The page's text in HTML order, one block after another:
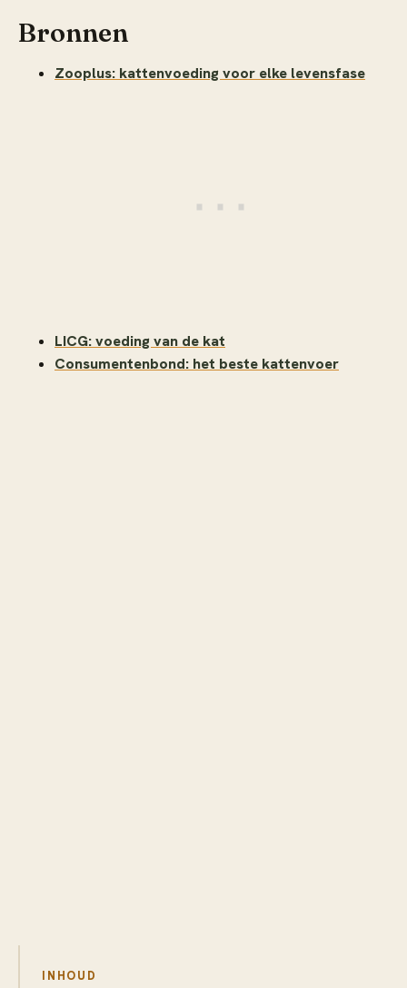
Bronnen
Zooplus: kattenvoeding voor elke levensfase
LICG: voeding van de kat
Consumentenbond: het beste kattenvoer
INHOUD